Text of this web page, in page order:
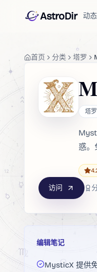
AstroDir 动态
首页 分类 塔罗
塔罗
惑。
访问
编辑笔记
MysticX 提供